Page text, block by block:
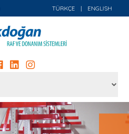
TÜRKÇE | ENGLISH
KONSOL KOL RAF